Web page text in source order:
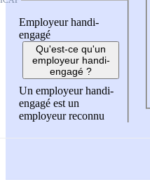
Employeur handi-
engagé
Qu'est-ce qu'un
employeur handi-
engagé ?
Un employeur handi-
engagé est un
employeur reconnu